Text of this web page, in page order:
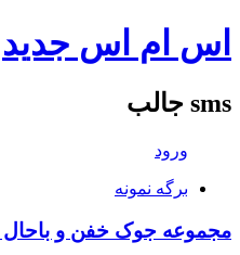
اس ام اس جدید
sms جالب
ورود
برگه نمونه
مجموعه جوک خفن و باحال